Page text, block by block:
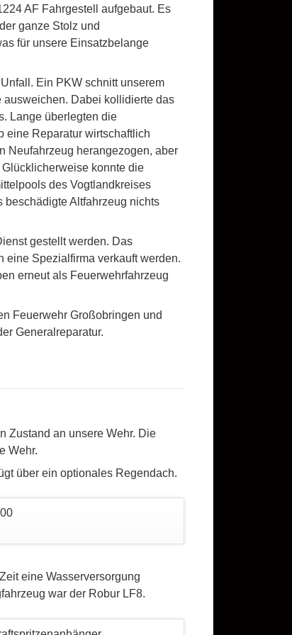
AF Fahrgestell aufgebaut. Es
ganze Stolz und
für unsere Einsatzbelange
Ein PKW schnitt unserem
ausweichen. Dabei kollidierte das
Lange überlegten die
eine Reparatur wirtschaftlich
Neufahrzeug herangezogen, aber
konnte die
des Vogtlandkreises
beschädigte Altfahrzeug nichts
gestellt werden. Das
eine Spezialfirma verkauft werden.
erneut als Feuerwehrfahrzeug
Feuerwehr Großobringen und
Generalreparatur.
Zustand an unsere Wehr. Die
Wehr.
über ein optionales Regendach.
eine Wasserversorgung
war der Robur LF8.